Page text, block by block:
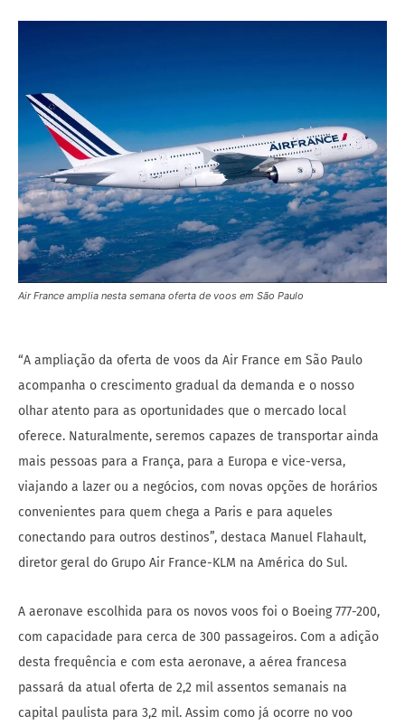
Air France amplia nesta semana oferta de voos em São Paulo
“A ampliação da oferta de voos da Air France em São Paulo
acompanha o crescimento gradual da demanda e o nosso
olhar atento para as oportunidades que o mercado local
oferece. Naturalmente, seremos capazes de transportar ainda
mais pessoas para a França, para a Europa e vice-versa,
viajando a lazer ou a negócios, com novas opções de horários
convenientes para quem chega a Paris e para aqueles
conectando para outros destinos”, destaca Manuel Flahault,
diretor geral do Grupo Air France-KLM na América do Sul.
A aeronave escolhida para os novos voos foi o Boeing 777-200,
com capacidade para cerca de 300 passageiros. Com a adição
desta frequência e com esta aeronave, a aérea francesa
passará da atual oferta de 2,2 mil assentos semanais na
capital paulista para 3,2 mil. Assim como já ocorre no voo